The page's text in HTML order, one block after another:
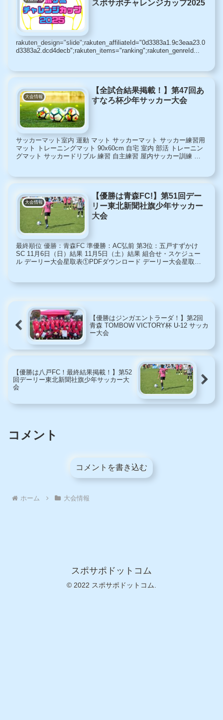
スポサポチャレンジカップ2025
rakuten_design="slide";rakuten_affiliateId="0d3383a1.9c3eaa23.0
d3383a2.dcd4decb";rakuten_items="ranking";rakuten_genreId...
大会情報
【全試合結果掲載！】第47回あ
すなろ杯少年サッカー大会
サッカーマット室内 運動 マット サッカーマット サッカー練習用
マット トレーニングマット 90x60cm 自宅 室内 部活 トレーニン
グマット サッカードリブル 練習 自主練習 屋内サッカー訓練 ラ
大会情報
【優勝は青森FC!】第51回デー
リー東北新聞社旗少年サッカー
大会
最終順位 優勝：青森FC 準優勝：AC弘前 第3位：五戸すずかけ
SC 11月6日（日）結果 11月5日（土）結果 組合せ・スケジュー
ル デーリー大会星取表①PDFダウンロード デーリー大会星取表
【優勝はジンガエントラーダ！】第2回
青森 TOMBOW VICTORY杯 U-12 サッカ
ー大会
【優勝は八戸FC！最終結果掲載！】第52
回デーリー東北新聞社旗少年サッカー大
会
コメント
コメントを書き込む
ホーム 大会情報
スポサポドットコム
© 2022 スポサポドットコム.